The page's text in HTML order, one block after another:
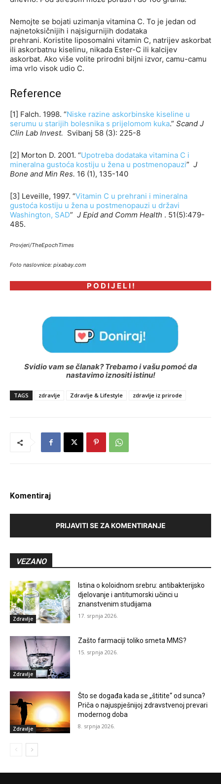
Nemojte se bojati uzimanja vitamina C. To je jedan od
najnetoksičnijih i najsigurnijih dodataka
prehrani. Koristite liposomalni vitamin C, natrijev askorbat
ili askorbatnu kiselinu, nikada Ester-C ili kalcijev
askorbat. Ako više volite prirodni biljni izvor, camu-camu
ima vrlo visok udio C.
Reference
[1] Falch. 1998. “Niske razine askorbinske kiseline u
serumu u starijih bolesnika s prijelomom kuka.” Scand J
Clin Lab Invest. Svibanj 58 (3): 225-8
[2] Morton D. 2001. “Upotreba dodataka vitamina C i
mineralna gustoća kostiju u žena u postmenopauzi” J
Bone and Min Res. 16 (1), 135-140
[3] Leveille, 1997. “Vitamin C u prehrani i mineralna
gustoća kostiju u žena u postmenopauzi u državi
Washington, SAD” J Epid and Comm Health . 51(5):479-
485.
Provjeri/TheEpochTimes
Foto naslovnice: pixabay.com
P O D I J E L I !
Svidio vam se članak? Trebamo i vašu pomoć da
nastavimo iznositi istinu!
TAGS zdravlje Zdravlje & Lifestyle zdravlje iz prirode
Komentiraj
PRIJAVITI SE ZA KOMENTIRANJE
VEZANO
Zdravlje
Istina o koloidnom srebru: antibakterijsko
djelovanje i antitumorski učinci u
znanstvenim studijama
17. srpnja 2026.
Zdravlje
Zašto farmaciji toliko smeta MMS?
15. srpnja 2026.
Zdravlje
Što se događa kada se „štitite“ od sunca?
Priča o najuspješnijoj zdravstvenoj prevari
modernog doba
8. srpnja 2026.